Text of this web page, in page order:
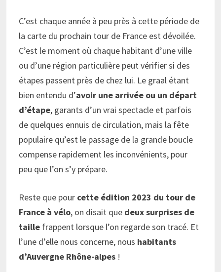
C’est chaque année à peu près à cette période de
la carte du prochain tour de France est dévoilée.
C’est le moment où chaque habitant d’une ville
ou d’une région particulière peut vérifier si des
étapes passent près de chez lui. Le graal étant
bien entendu d’avoir une arrivée ou un départ
d’étape, garants d’un vrai spectacle et parfois
de quelques ennuis de circulation, mais la fête
populaire qu’est le passage de la grande boucle
compense rapidement les inconvénients, pour
peu que l’on s’y prépare.
Reste que pour cette édition 2023 du tour de
France à vélo, on disait que deux surprises de
taillefrappent lorsque l’on regarde son tracé. Et
l’une d’elle nous concerne, nous habitants
d’Auvergne Rhône-alpes!